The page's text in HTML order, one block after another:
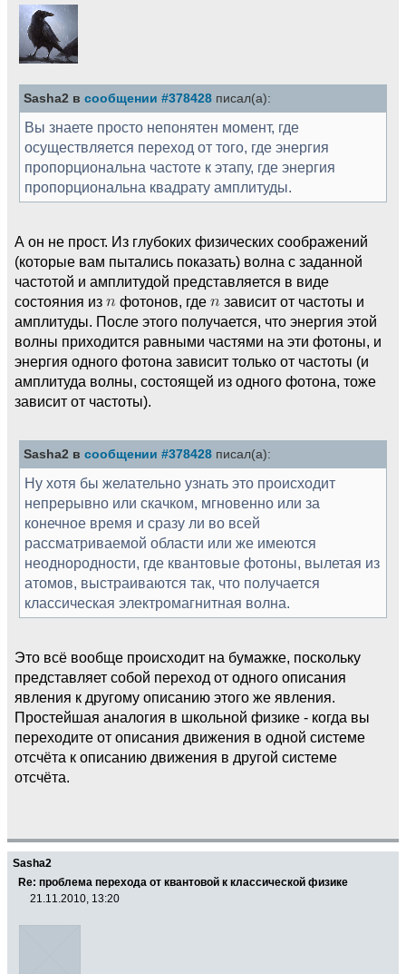
Sasha2 в сообщении #378428 писал(а):
Вы знаете просто непонятен момент, где
осуществляется переход от того, где энергия
пропорциональна частоте к этапу, где энергия
пропорциональна квадрату амплитуды.
А он не прост. Из глубоких физических соображений
(которые вам пытались показать) волна с заданной
частотой и амплитудой представляется в виде
состояния из
фотонов, где
зависит от частоты и
амплитуды. После этого получается, что энергия этой
волны приходится равными частями на эти фотоны, и
энергия одного фотона зависит только от частоты (и
амплитуда волны, состоящей из одного фотона, тоже
зависит от частоты).
Sasha2 в сообщении #378428 писал(а):
Ну хотя бы желательно узнать это происходит
непрерывно или скачком, мгновенно или за
конечное время и сразу ли во всей
рассматриваемой области или же имеются
неоднородности, где квантовые фотоны, вылетая из
атомов, выстраиваются так, что получается
классическая электромагнитная волна.
Это всё вообще происходит на бумажке, поскольку
представляет собой переход от одного описания
явления к другому описанию этого же явления.
Простейшая аналогия в школьной физике - когда вы
переходите от описания движения в одной системе
отсчёта к описанию движения в другой системе
отсчёта.
Sasha2
Re: проблема перехода от квантовой к классической физике
21.11.2010, 13:20